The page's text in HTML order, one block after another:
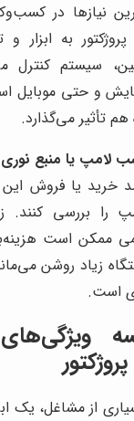
نیازها در
به ابزار
سیستم کنترل
و حتی موبایل
تأثیر می‌گذارد.
لامپ یا منبع نوری
خرید یا فروش این
را بررسی کنند.
ممکن است
زیاد روشن
است.
از مشاغل، یک